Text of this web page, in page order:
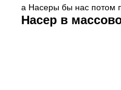
а Насеры бы нас потом
Насер в